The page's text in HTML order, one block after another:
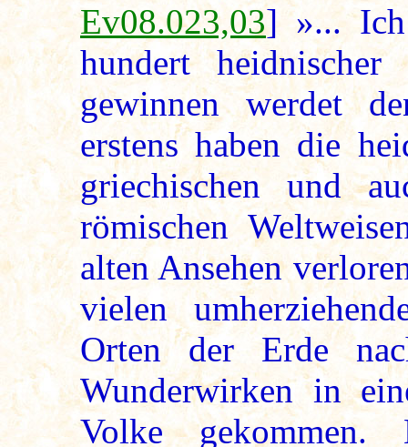
Ev08.023,03] »... Ich
hundert
gewinnen werdet
erstens haben die
griechischen und
römischen
alten Ansehen
vielen
Orten der Erde
Wunderwirken in
Volke gekommen.